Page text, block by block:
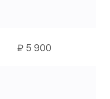
₽ 5 900